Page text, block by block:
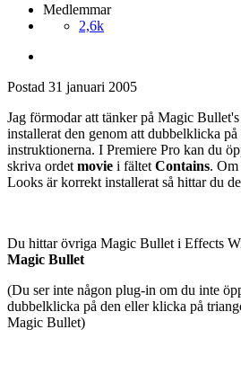
Medlemmar
2,6k
Postad 31 januari 2005
Jag förmodar att tänker på Magic
installerat den genom att dubbelklicka
instruktionerna. I Premiere Pro kan du
skriva ordet movie i fältet Contains.
Looks är korrekt installerat så hittar du
Du hittar övriga Magic Bullet i Effects
Magic Bullet
(Du ser inte någon plug-in om du inte
dubbelklicka på den eller klicka på
Magic Bullet)